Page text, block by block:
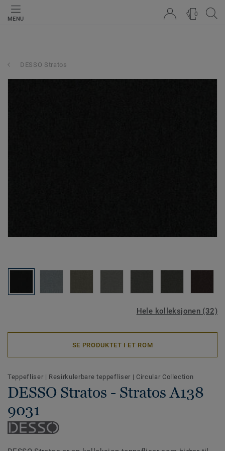
MENU
0
DESSO Stratos
Hele kolleksjonen (32)
SE PRODUKTET I ET ROM
Teppefliser | Resirkulerbare teppefliser | Circular Collection
DESSO Stratos - Stratos A138
9031